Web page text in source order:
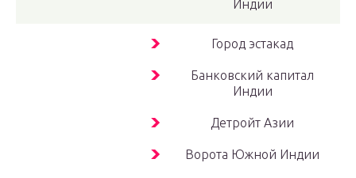
Индии
Город эстакад
Банковский капитал
Индии
Детройт Азии
Ворота Южной Индии